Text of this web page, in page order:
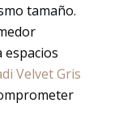
tamaño.
espacios
Velvet Gris